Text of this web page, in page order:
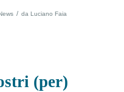
/ da Luciano Faia
(per)